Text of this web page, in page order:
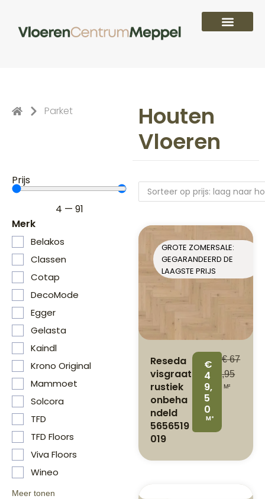
Parket
Houten
Vloeren
Prijs
4 — 91
Merk
Belakos
Classen
Cotap
DecoMode
Egger
Gelasta
Kaindl
Krono Original
Mammoet
Solcora
TFD
TFD Floors
Viva Floors
Wineo
Meer tonen
GROTE ZOMERSALE:
GEGARANDEERD DE
LAAGSTE PRIJS
Reseda
visgraat
rustiek
onbeha
ndeld
5656519
019
€
4
9,
5
0
M²
€67
,95
M²